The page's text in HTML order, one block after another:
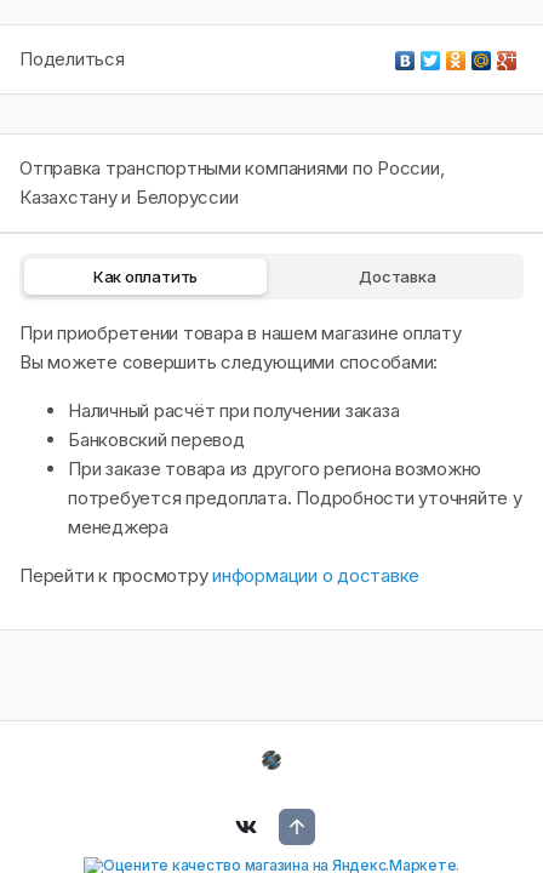
Поделиться
Отправка транспортными компаниями по России,
Казахстану и Белоруссии
Как оплатить Доставка
При приобретении товара в нашем магазине оплату
Вы можете совершить следующими способами:
Наличный расчёт при получении заказа
Банковский перевод
При заказе товара из другого региона возможно
потребуется предоплата. Подробности уточняйте у
менеджера
Перейти к просмотруинформации о доставке